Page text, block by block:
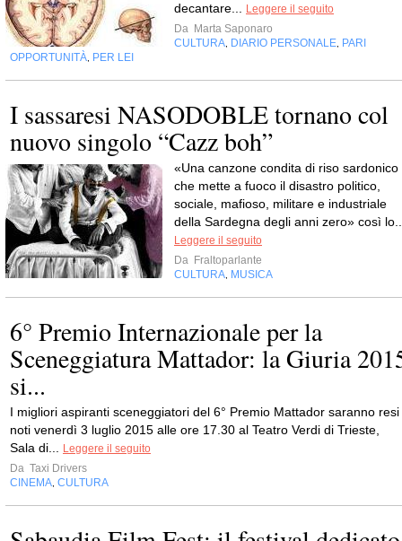
decantare... Leggere il seguito
Da Marta Saponaro
CULTURA, DIARIO PERSONALE, PARI
OPPORTUNITÀ, PER LEI
I sassaresi NASODOBLE tornano col
nuovo singolo “Cazz boh”
«Una canzone condita di riso sardonico
che mette a fuoco il disastro politico,
sociale, mafioso, militare e industriale
della Sardegna degli anni zero» così
Leggere il seguito
Da Fraltoparlante
CULTURA, MUSICA
6° Premio Internazionale per la
Sceneggiatura Mattador: la Giuria
si...
I migliori aspiranti sceneggiatori del 6° Premio Mattador saranno resi
noti venerdì 3 luglio 2015 alle ore 17.30 al Teatro Verdi di Trieste,
Sala di... Leggere il seguito
Da Taxi Drivers
CINEMA, CULTURA